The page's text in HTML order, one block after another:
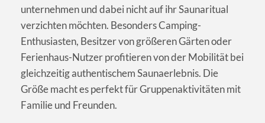
unternehmen und dabei nicht auf ihr Saunaritual
verzichten möchten. Besonders Camping-
Enthusiasten, Besitzer von größeren Gärten oder
Ferienhaus-Nutzer profitieren von der Mobilität bei
gleichzeitig authentischem Saunaerlebnis. Die
Größe macht es perfekt für Gruppenaktivitäten mit
Familie und Freunden.